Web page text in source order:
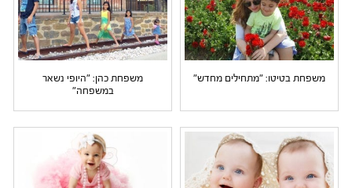
משפחת בטיטו: "מתחילים מחדש"
משפחת כהן: "היופי נשאר
במשפחה"